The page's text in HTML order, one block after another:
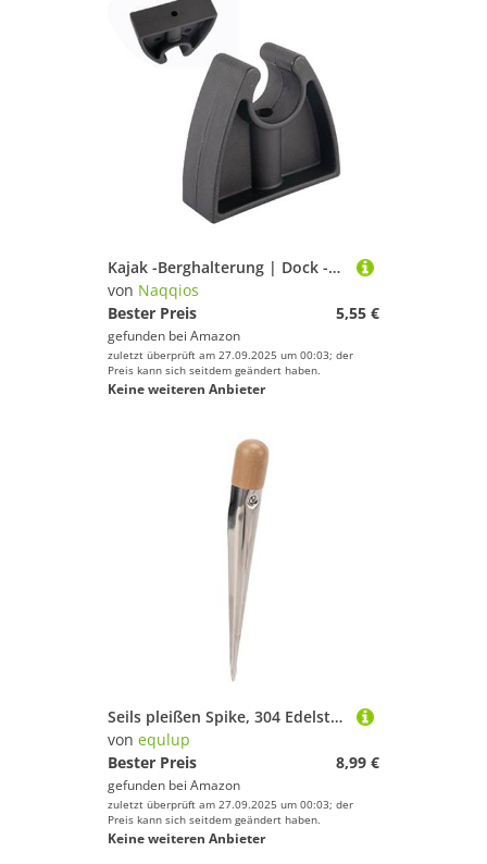
Kajak -Berghalterung | Dock -Support -Clips, Marine Utility Clamp, Marine Boat Light Monting Clips, Zubehör -Lagerhalter Für Die Sicherung Von Stangenleuchten Werkzeuge Schiffskabinen -Kabinendeckel
von Naqqios
Bester Preis
5,55 €
gefunden bei Amazon
zuletzt überprüft am 27.09.2025 um 00:03; der
Preis kann sich seitdem geändert haben.
Keine weiteren Anbieter
Seils pleißen Spike, 304 Edelstahl Pom mit Kunststoff Griff Hohl spleißen FID Marines Hardware-Wartungs Werkzeug für Boote Yachten (Kleine 2932s)
von equlup
Bester Preis
8,99 €
gefunden bei Amazon
zuletzt überprüft am 27.09.2025 um 00:03; der
Preis kann sich seitdem geändert haben.
Keine weiteren Anbieter